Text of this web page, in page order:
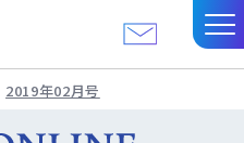
2019年02月号